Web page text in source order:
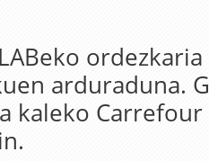
arduraduna.
kaleko